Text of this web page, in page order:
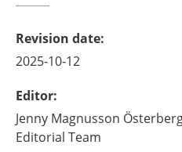
Revision date:
2025-10-12
Editor:
Jenny Magnusson
Editorial Team